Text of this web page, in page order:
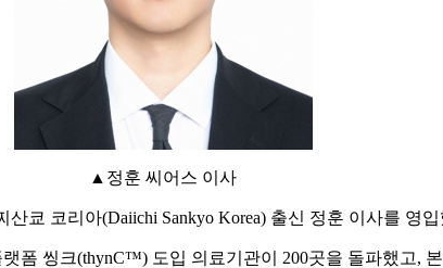
▲정훈 씨어스 이사
쿄 코리아(Daiichi Sankyo Korea) 출신 정훈 이사를 영
폼 씽크(thynC™) 도입 의료기관이 200곳을 돌파했고,